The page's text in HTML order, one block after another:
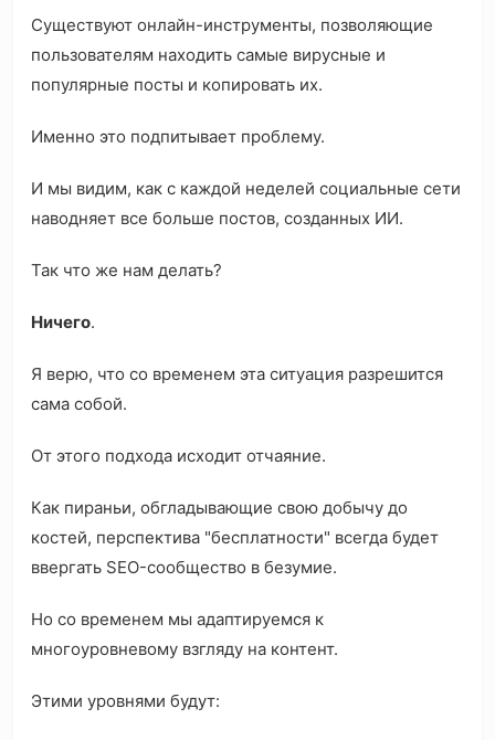
Существуют онлайн-инструменты, позволяющие
пользователям находить самые вирусные и
популярные посты и копировать их.
Именно это подпитывает проблему.
И мы видим, как с каждой неделей социальные сети
наводняет все больше постов, созданных ИИ.
Так что же нам делать?
Ничего.
Я верю, что со временем эта ситуация разрешится
сама собой.
От этого подхода исходит отчаяние.
Как пираньи, обгладывающие свою добычу до
костей, перспектива "бесплатности" всегда будет
ввергать SEO-сообщество в безумие.
Но со временем мы адаптируемся к
многоуровневому взгляду на контент.
Этими уровнями будут: